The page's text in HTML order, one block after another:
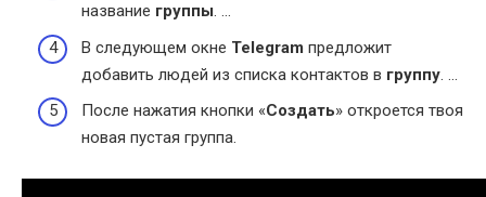
название группы. …
В следующем окне Telegram предложит
добавить людей из списка контактов в группу. …
После нажатия кнопки «Создать» откроется твоя
новая пустая группа.